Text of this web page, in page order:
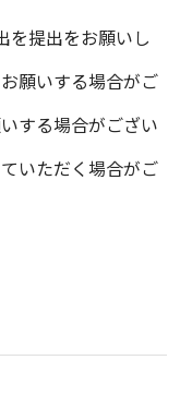
を提出をお願いし
願いする場合がご
する場合がござい
いただく場合がご